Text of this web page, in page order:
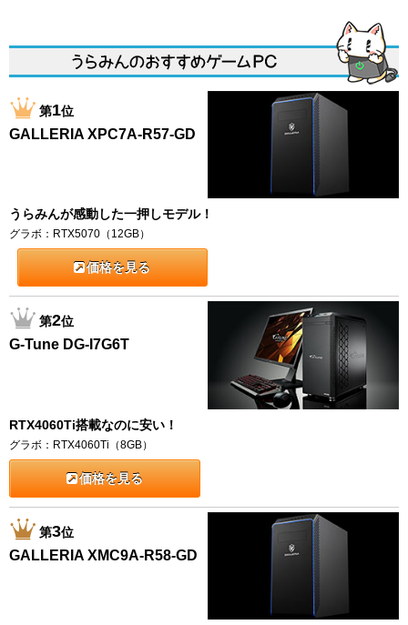
第1位
GALLERIA XPC7A-R57-GD
うらみんが感動した一押しモデル！
グラボ：RTX5070（12GB）
価格を見る
第2位
G-Tune DG-I7G6T
RTX4060Ti搭載なのに安い！
グラボ：RTX4060Ti（8GB）
価格を見る
第3位
GALLERIA XMC9A-R58-GD